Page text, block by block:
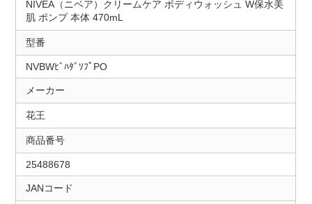
NIVEA（ニベア）クリームケア ボディウォッシュ W保水美
肌 ポンプ 本体 470mL
型番
NVBWﾋﾞﾊﾀﾞｿﾌﾟPO
メーカー
花王
商品番号
25488678
JANコード